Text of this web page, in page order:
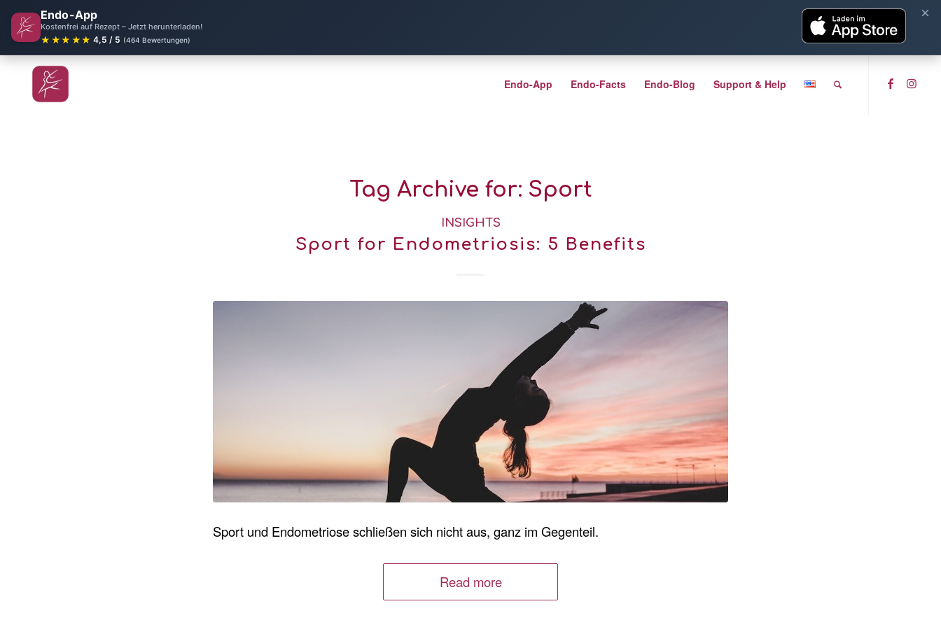
Endo-App
Kostenfrei auf Rezept – Jetzt herunterladen!
★★★★★ 4,5 / 5 (464 Bewertungen)
×
Endo-App Endo-Facts Endo-Blog Support & Help
Tag Archive for: Sport
INSIGHTS
Sport for Endometriosis: 5 Benefits
Sport und Endometriose schließen sich nicht aus, ganz im Gegenteil.
Read more